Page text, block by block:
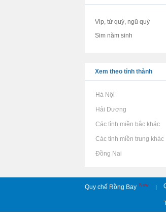
Vip, tứ quý, ngũ quý
Sim năm sinh
Xem theo tỉnh thành
Rao vặt tại Hà Nội Rao
Rao vặt tại Hải Dương Rao
Rao vặt tại Các tỉnh miền bắc khác
Rao
Rao vặt tại Các tỉnh miền trung khác
Rao
Rao vặt tại Đồng Nai Rao
Quy chế Rồng Bay New |